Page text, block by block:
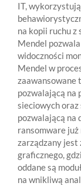
IT,
behawiorystyczne
na kopii ruchu
Mendel
widoczności
Mendel w
zaawansowane
pozwalającą na
sieciowych oraz
pozwalającą na
ransomware już
zarządzany jest
graficznego,
oddane są
na wnikliwą